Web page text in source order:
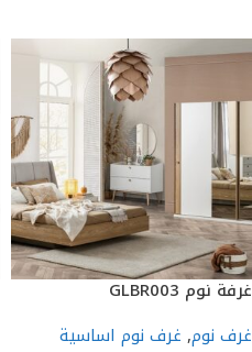
غرفة نوم GLBR003
غرف نوم, غرف نوم اساسية